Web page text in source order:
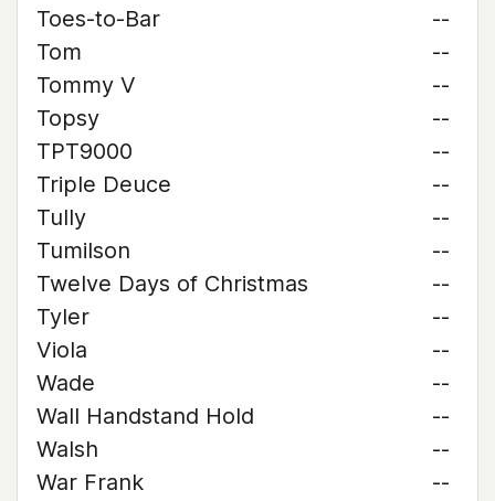
Toes-to-Bar
--
Tom
--
Tommy V
--
Topsy
--
TPT9000
--
Triple Deuce
--
Tully
--
Tumilson
--
Twelve Days of Christmas
--
Tyler
--
Viola
--
Wade
--
Wall Handstand Hold
--
Walsh
--
War Frank
--